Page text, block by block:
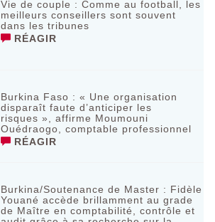
Vie de couple : Comme au football, les
meilleurs conseillers sont souvent
dans les tribunes
RÉAGIR
Burkina Faso : « Une organisation
disparaît faute d’anticiper les
risques », affirme Moumouni
Ouédraogo, comptable professionnel
RÉAGIR
Burkina/Soutenance de Master : Fidèle
Youané accède brillamment au grade
de Maître en comptabilité, contrôle et